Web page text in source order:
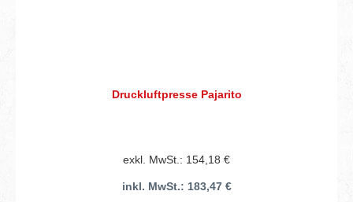
Druckluftpresse Pajarito
exkl. MwSt.: 154,18 €
inkl. MwSt.: 183,47 €